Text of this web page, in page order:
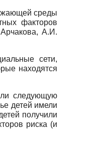
среды
факторов
А.И.
сети,
находятся
следующую
детей имели
получили
риска (и